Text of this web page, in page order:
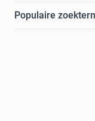
Populaire